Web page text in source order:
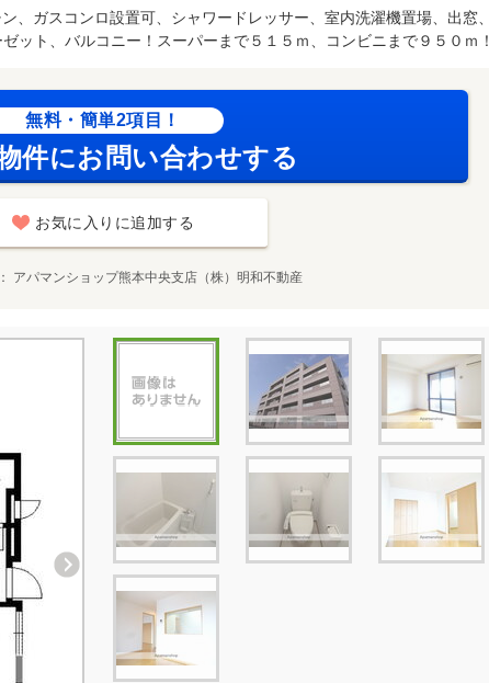
、ガスコンロ設置可、シャワードレッサー、室内洗濯機置場、出窓
ット、バルコニー！スーパーまで５１５ｍ、コンビニまで９５０ｍ！
無料・簡単2項目！
件にお問い合わせする
お気に入りに追加する
アパマンショップ熊本中央支店（株）明和不動産